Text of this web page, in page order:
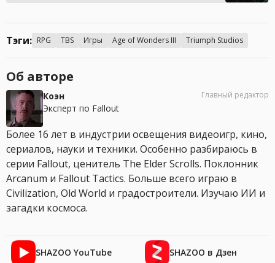
Тэги: RPG TBS Игры Age of Wonders III Triumph Studios
Об авторе
Коэн
Эксперт по Fallout
Главный редактор
Более 16 лет в индустрии освещения видеоигр, кино,
сериалов, науки и техники. Особенно разбираюсь в
серии Fallout, ценитель The Elder Scrolls. Поклонник
Arcanum и Fallout Tactics. Больше всего играю в
Civilization, Old World и градостроители. Изучаю ИИ и
загадки космоса.
SHAZOO YouTube SHAZOO в Дзен